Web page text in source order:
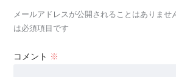
メールアドレスが公開されることはありませ
は必須項目です
コメント ※